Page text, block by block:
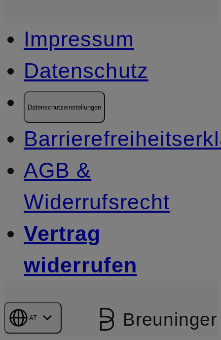
Impressum
Datenschutz
Datenschutzeinstellungen
AGB &
Widerrufsrecht
Vertrag
widerrufen
AT Breuninger